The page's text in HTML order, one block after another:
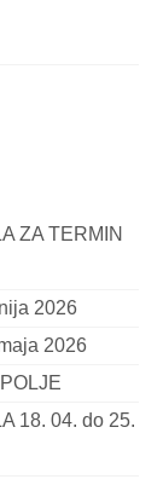
ZA TERMIN
2026
2026
18. 04. do 25.